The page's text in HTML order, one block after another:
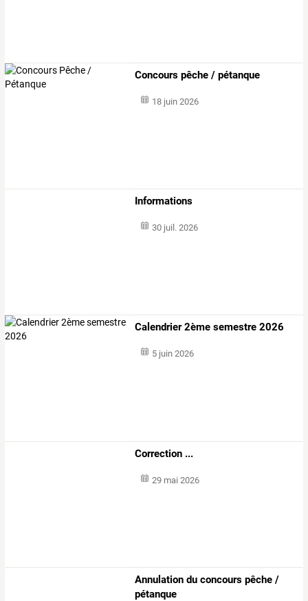
Concours pêche / pétanque
18 juin 2026
Informations
30 juil. 2026
Calendrier 2ème semestre 2026
5 juin 2026
Correction ...
29 mai 2026
Annulation du concours pêche /
pétanque